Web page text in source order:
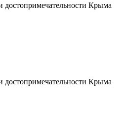
Крыма
Крыма